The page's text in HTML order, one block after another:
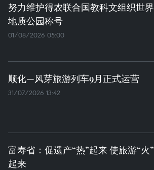
努力维护得农联合国教科文组织世界
地质公园称号
01/08/2026 05:00
顺化—风芽旅游列车9月正式运营
31/07/2026 13:42
富寿省：促遗产“热”起来 使旅游“火”
起来